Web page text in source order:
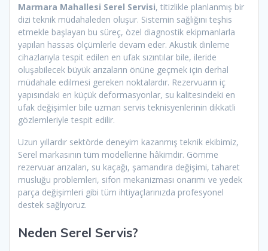
Marmara Mahallesi Serel Servisi, titizlikle planlanmış bir
dizi teknik müdahaleden oluşur. Sistemin sağlığını teşhis
etmekle başlayan bu süreç, özel diagnostik ekipmanlarla
yapılan hassas ölçümlerle devam eder. Akustik dinleme
cihazlarıyla tespit edilen en ufak sızıntılar bile, ileride
oluşabilecek büyük arızaların önüne geçmek için derhal
müdahale edilmesi gereken noktalardır. Rezervuarın iç
yapısındaki en küçük deformasyonlar, su kalitesindeki en
ufak değişimler bile uzman servis teknisyenlerinin dikkatli
gözlemleriyle tespit edilir.
Uzun yıllardır sektörde deneyim kazanmış teknik ekibimiz,
Serel markasının tüm modellerine hâkimdir. Gömme
rezervuar arızaları, su kaçağı, şamandıra değişimi, taharet
musluğu problemleri, sifon mekanizması onarımı ve yedek
parça değişimleri gibi tüm ihtiyaçlarınızda profesyonel
destek sağlıyoruz.
Neden Serel Servis?